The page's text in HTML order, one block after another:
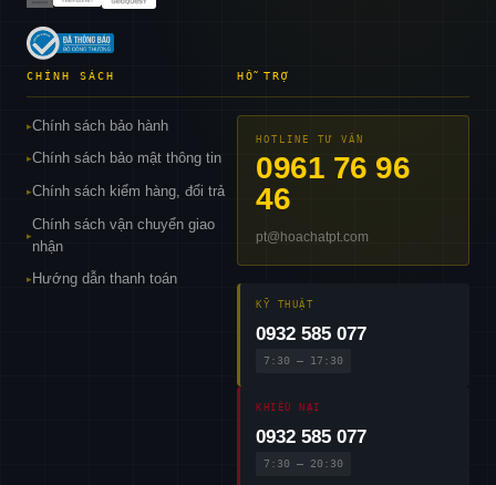
CHÍNH SÁCH
▸Chính sách bảo hành
▸Chính sách bảo mật thông tin
▸Chính sách kiểm hàng, đổi trả
▸
Chính sách vận chuyển giao
nhận
▸ Hướng dẫn thanh toán
HỖ TRỢ
HOTLINE TƯ VẤN
0961 76 96
46
pt@hoachatpt.com
KỸ THUẬT
0932 585 077
7:30 – 17:30
KHIẾU NẠI
0932 585 077
7:30 – 20:30